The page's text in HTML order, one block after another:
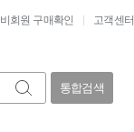
비회원 구매확인 고객센터
통합검색